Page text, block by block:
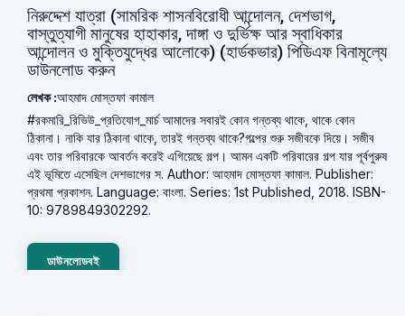
নিরুদ্দেশ যাত্রা (সামরিক শাসনবিরােধী আন্দোলন, দেশভাগ,
বাস্তুত্যাগী মানুষের হাহাকার, দাঙ্গা ও দুর্ভিক্ষ আর স্বাধিকার
আন্দোলন ও মুক্তিযুদ্ধের আলোকে) (হার্ডকভার) পিডিএফ বিনামূল্যে
ডাউনলোড করুন
লেখক :আহমাদ মোস্তফা কামাল
#রকমারি_রিভিউ_প্রতিযোগ_মার্চ আমাদের সবারই কোন গন্তব্য থাকে, থাকে কোন
ঠিকানা। নাকি যার ঠিকানা থাকে, তারই গন্তব্য থাকে?গল্পের শুরু সজীবকে দিয়ে। সজীব
এবং তার পরিবারকে আবর্তন করেই এগিয়েছে গল্প। আমন একটি পরিবারের গল্প যার পূর্বপুরুষ
এই ভূমিতে এসেছিল দেশভাগের স. Author: আহমাদ মোস্তফা কামাল. Publisher:
প্রথমা প্রকাশন. Language: বাংলা. Series: 1st Published, 2018. ISBN-
10: 9789849302292.
ডাউনলোডবই